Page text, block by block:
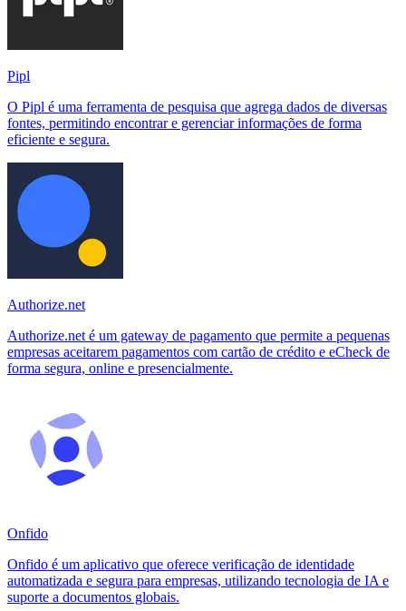
Pipl
O Pipl é uma ferramenta de pesquisa que agrega dados de diversas
fontes, permitindo encontrar e gerenciar informações de forma
eficiente e segura.
Authorize.net
Authorize.net é um gateway de pagamento que permite a pequenas
empresas aceitarem pagamentos com cartão de crédito e eCheck de
forma segura, online e presencialmente.
Onfido
Onfido é um aplicativo que oferece verificação de identidade
automatizada e segura para empresas, utilizando tecnologia de IA e
suporte a documentos globais.